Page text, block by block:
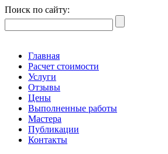
Поиск по сайту:
Главная
Расчет стоимости
Услуги
Отзывы
Цены
Выполненные работы
Мастера
Публикации
Контакты